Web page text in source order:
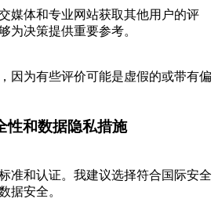
媒体和专业网站获取其他用户的评
为决策提供重要参考。
因为有些评价可能是虚假的或带有偏
性和数据隐私措施
准和认证。我建议选择符合国际安全
据安全。